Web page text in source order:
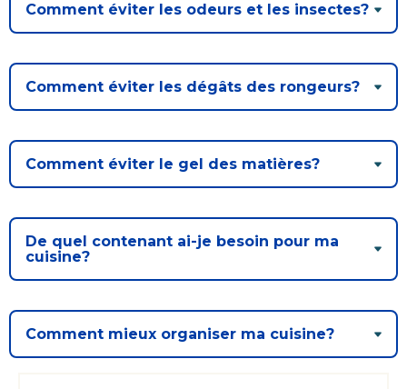
Comment éviter les odeurs et les insectes?
Comment éviter les dégâts des rongeurs?
Comment éviter le gel des matières?
De quel contenant ai-je besoin pour ma
cuisine?
Comment mieux organiser ma cuisine?